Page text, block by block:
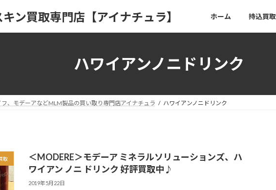
ン買取専門店【アイナチュラ】 ホーム 持込買取
ハワイアンノニドリンク
、モデーアなどMLM製品の買い取り専門店アイナチュラ ハワイアンノニドリンク
取
＜MODERE＞モデーア ミネラルソリューションズ、ハ
ワイアン ノニ ドリンク 好評買取中♪
2019年5月22日